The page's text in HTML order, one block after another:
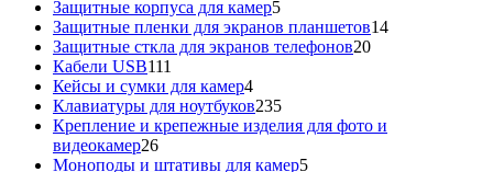
Защитные корпуса для камер55
товаров
Защитные пленки для экранов планшетов1414
Защитные сткла для экранов телефонов2020
Кабели USB111
товаров
Кейсы и сумки для камер44
товара
Клавиатуры для ноутбуков235235
товаров
Крепление и крепежные изделия для фото и
видеокамер2626
товаров
Моноподы и штативы для камер55